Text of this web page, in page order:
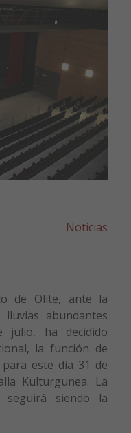
Noticias
de Olite, ante la
lluvias abundantes
julio, ha decidido
la función de
este día 31 de
Kulturgunea. La
seguirá siendo la